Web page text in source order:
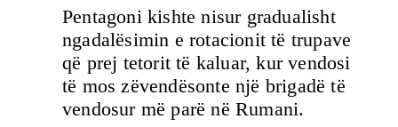
Pentagoni kishte nisur gradualisht
ngadalësimin e rotacionit të trupave
që prej tetorit të kaluar, kur vendosi
të mos zëvendësonte një brigadë të
vendosur më parë në Rumani.